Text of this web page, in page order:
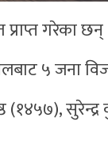
गरेका छन्
५ जना
सुरेन्द्र